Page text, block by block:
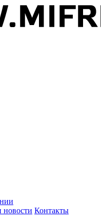
новости Контакты